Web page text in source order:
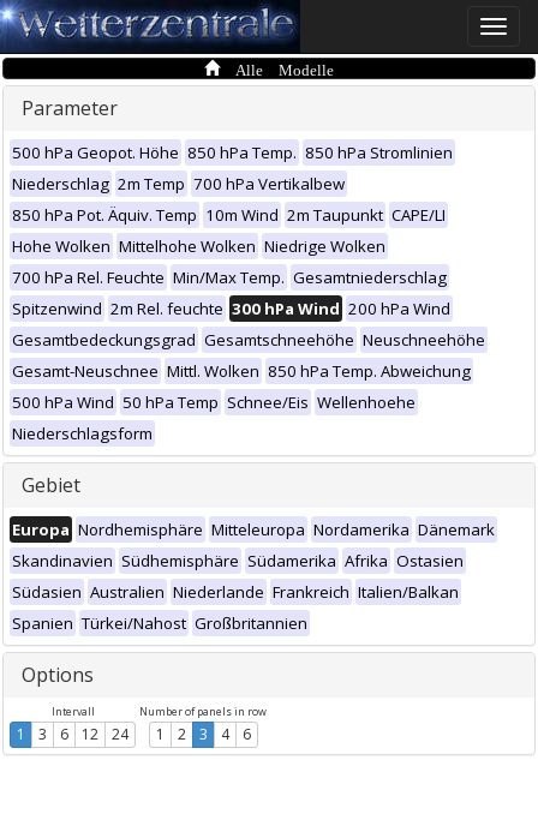
Toggle
Alle Modelle
Parameter
500 hPa Geopot. Höhe 850 hPa Temp. 850 hPa Stromlinien
Niederschlag 2m Temp 700 hPa Vertikalbew
850 hPa Pot. Äquiv. Temp 10m Wind 2m Taupunkt CAPE/LI
Hohe Wolken Mittelhohe Wolken Niedrige Wolken
700 hPa Rel. Feuchte Min/Max Temp. Gesamtniederschlag
Spitzenwind 2m Rel. feuchte 300 hPa Wind 200 hPa Wind
Gesamtbedeckungsgrad Gesamtschneehöhe Neuschneehöhe
Gesamt-Neuschnee Mittl. Wolken 850 hPa Temp. Abweichung
500 hPa Wind 50 hPa Temp Schnee/Eis Wellenhoehe
Niederschlagsform
Gebiet
Europa Nordhemisphäre Mitteleuropa Nordamerika Dänemark
Skandinavien Südhemisphäre Südamerika Afrika Ostasien
Südasien Australien Niederlande Frankreich Italien/Balkan
Spanien Türkei/Nahost Großbritannien
Options
Intervall
1 3 6 12 24
Number of panels in row
1 2 3 4 6